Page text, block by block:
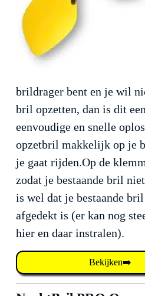
brildrager bent en je wil
bril opzetten, dan is dit
eenvoudige en snelle
opzetbril makkelijk op je
je gaat rijden.Op de
zodat je bestaande bril
is wel dat je bestaande
afgedekt is (er kan nog
hier en daar instralen).
Bekijken➡️